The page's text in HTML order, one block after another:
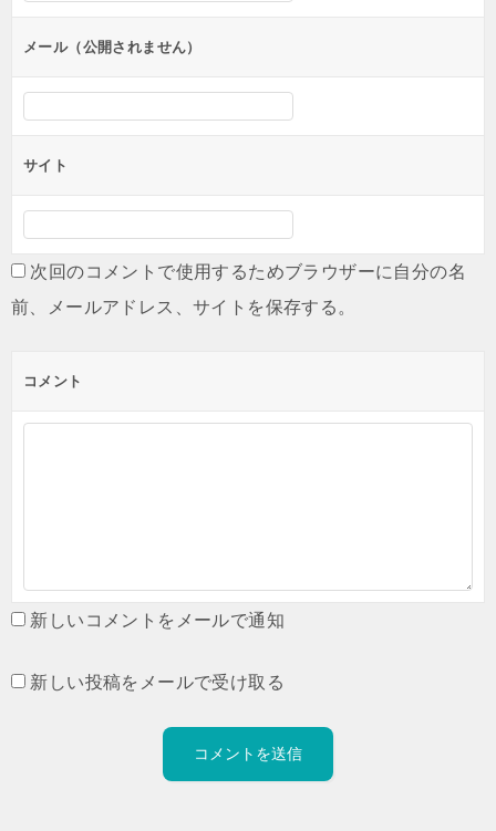
ンメール（公開されません）
サイト
次回のコメントで使用するためブラウザーに自分の名
前、メールアドレス、サイトを保存する。
コメント
新しいコメントをメールで通知
新しい投稿をメールで受け取る